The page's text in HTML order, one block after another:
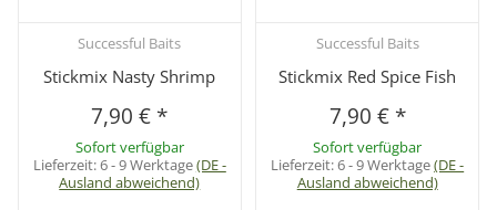
Successful Baits
Stickmix Nasty Shrimp
7,90 € *
Sofort verfügbar
Lieferzeit:6 - 9 Werktage(DE -
Ausland abweichend)
Successful Baits
Stickmix Red Spice Fish
7,90 € *
Sofort verfügbar
Lieferzeit:6 - 9 Werktage(DE -
Ausland abweichend)